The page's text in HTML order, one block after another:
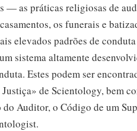
— as práticas religiosas de
os funerais e
elevados padrões de
sistema altamente
Estes podem ser
de Scientology, bem
Auditor, o Código de um